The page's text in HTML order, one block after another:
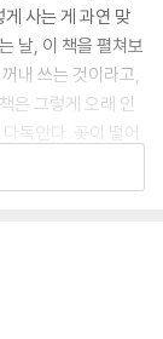
사는 게 과연 맞
날, 이 책을 펼쳐보
내 쓰는 것이라고,
은 그렇게 오래 인
독인다. 꽃이 떨어
게 이 책을 권한
없이 피어나기를 바